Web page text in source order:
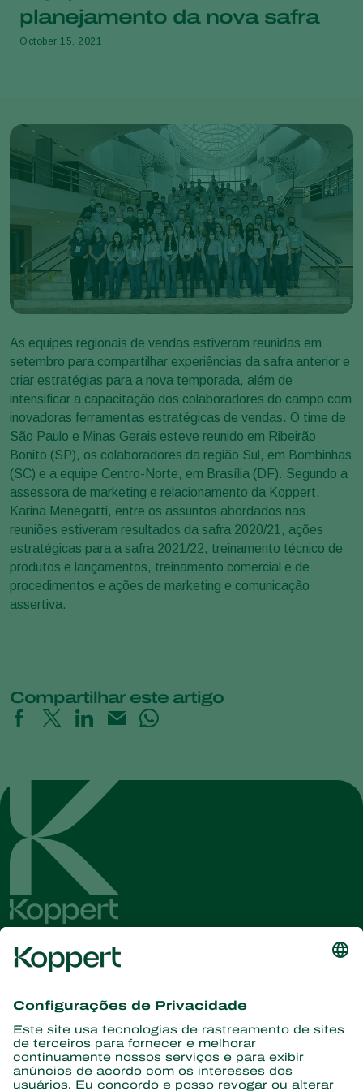
planejamento da nova safra
October 15, 2021
As equipes regionais de vendas estiveram reunidas em
setembro para compartilhar experiências da safra anterior e
criar estratégias para a nova temporada, além de
intensificar a capacitação dos colaboradores do campo com
inovadoras ferramentas estratégicas de vendas. O time de
São Paulo e Minas Gerais esteve reunido em Ribeirão
Bonito (SP), os colaboradores da região Sul, em Bombinhas
(SC) e a equipe Centro-Norte, em Brasília (DF). Segundo a
assessora de marketing e relacionamento da Koppert,
Karina Menegatti, entre os assuntos abordados nas
reuniões estiveram resultados da safra 2020/21, ações
estratégicas para a safra 2021/22, treinamento técnico de
produtos e lançamentos, treinamento comercial e de
procedimentos e ações de marketing e comunicação
assertiva.
Compartilhar este artigo
informações
Assine aqui